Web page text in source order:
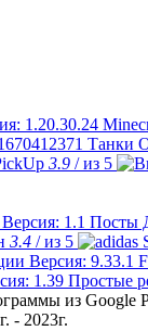
Танки
3.9 / из 5
Посты
3.4 / из 5
Простые
из Google
- 2023г.